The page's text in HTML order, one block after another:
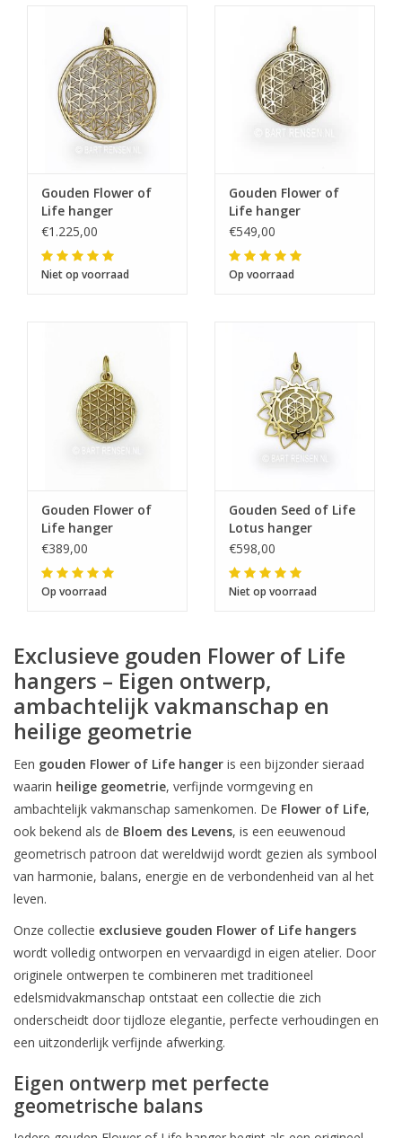
Gouden Flower of
Life hanger
€1.225,00
Niet op voorraad
Gouden Flower of
Life hanger
€549,00
Op voorraad
Gouden Flower of
Life hanger
€389,00
Op voorraad
Gouden Seed of Life
Lotus hanger
€598,00
Niet op voorraad
Exclusieve gouden Flower of Life
hangers – Eigen ontwerp,
ambachtelijk vakmanschap en
heilige geometrie
Een gouden Flower of Life hanger is een bijzonder sieraad
waarin heilige geometrie, verfijnde vormgeving en
ambachtelijk vakmanschap samenkomen. De Flower of Life,
ook bekend als de Bloem des Levens, is een eeuwenoud
geometrisch patroon dat wereldwijd wordt gezien als symbool
van harmonie, balans, energie en de verbondenheid van al het
leven.
Onze collectie exclusieve gouden Flower of Life hangers
wordt volledig ontworpen en vervaardigd in eigen atelier. Door
originele ontwerpen te combineren met traditioneel
edelsmidvakmanschap ontstaat een collectie die zich
onderscheidt door tijdloze elegantie, perfecte verhoudingen en
een uitzonderlijk verfijnde afwerking.
Eigen ontwerp met perfecte
geometrische balans